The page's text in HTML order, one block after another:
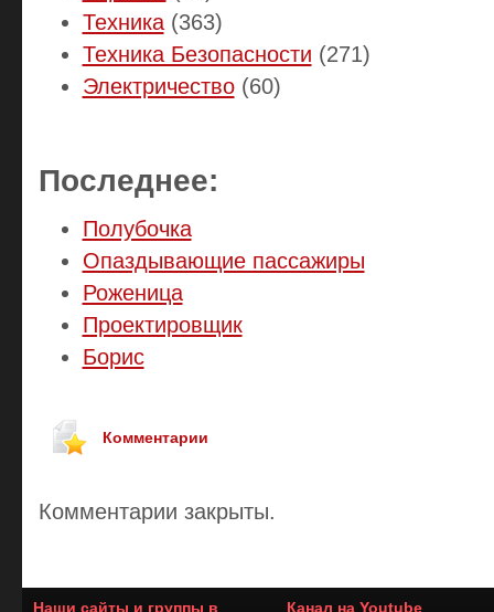
Техника(363)
Техника Безопасности (271)
Электричество(60)
Последнее:
Полубочка
Опаздывающие пассажиры
Роженица
Проектировщик
Борис
Комментарии
Комментарии закрыты.
Наши сайты и группы в Канал на Youtube